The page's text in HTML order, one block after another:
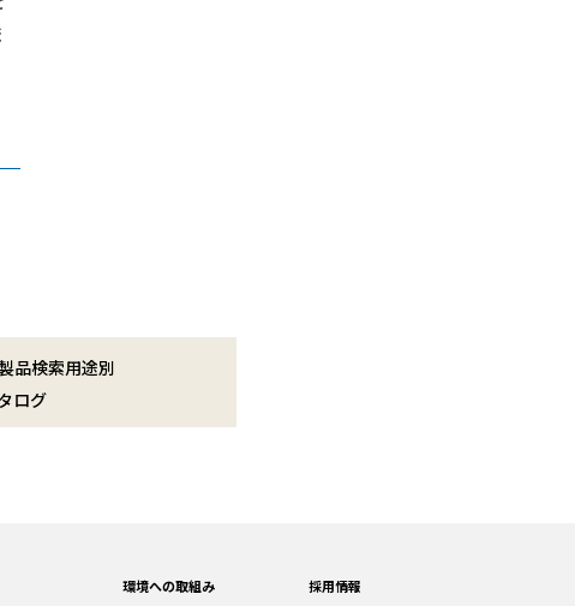
品検索用途別
ログ
環境への取組み 採用情報